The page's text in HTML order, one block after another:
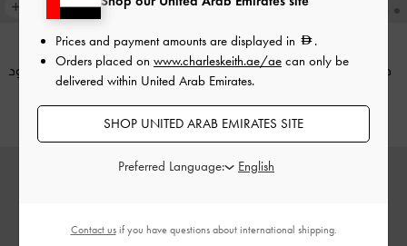
حذاء لوفر ماري جين "جيل"-تان
350.00
حذاء لوفر ماري جين "جيل" أسود
350.00
Prices and payment amounts are displayed in
.
Orders placed on www.charleskeith.ae/ae can only be
delivered within United Arab Emirates.
SHOP UNITED ARAB EMIRATES SITE
Preferred Language:
Contact usif you have questions about international shipping.